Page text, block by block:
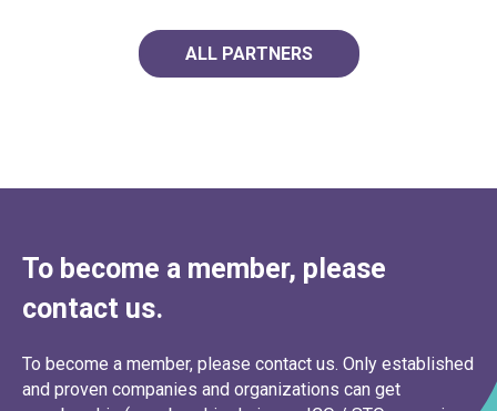
ALL PARTNERS
To become a member, please
contact us.
To become a member, please contact us. Only established
and proven companies and organizations can get